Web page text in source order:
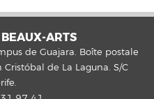
ARTS
de Guajara. Boîte postale
de La Laguna. S/C